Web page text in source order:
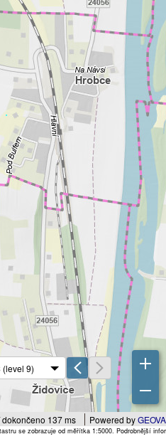
Powered by
dokončeno 137 ms
se zobrazuje od měřítka 1:5000. Podrobnější